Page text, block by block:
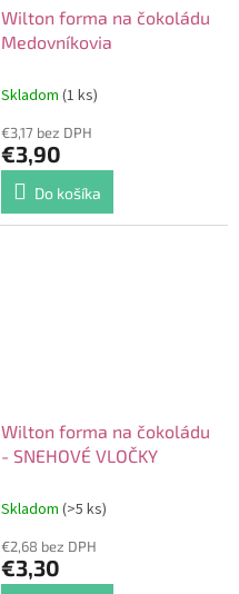
Wilton forma na čokoládu
Medovníkovia
Skladom (1 ks)
€3,17 bez DPH
€3,90
Do košíka
Wilton forma na čokoládu
- SNEHOVÉ VLOČKY
Skladom (>5 ks)
€2,68 bez DPH
€3,30